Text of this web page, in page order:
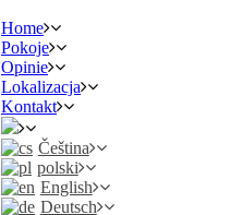
Home
Pokoje
Opinie
Lokalizacja
Kontakt
Čeština
polski
English
Deutsch